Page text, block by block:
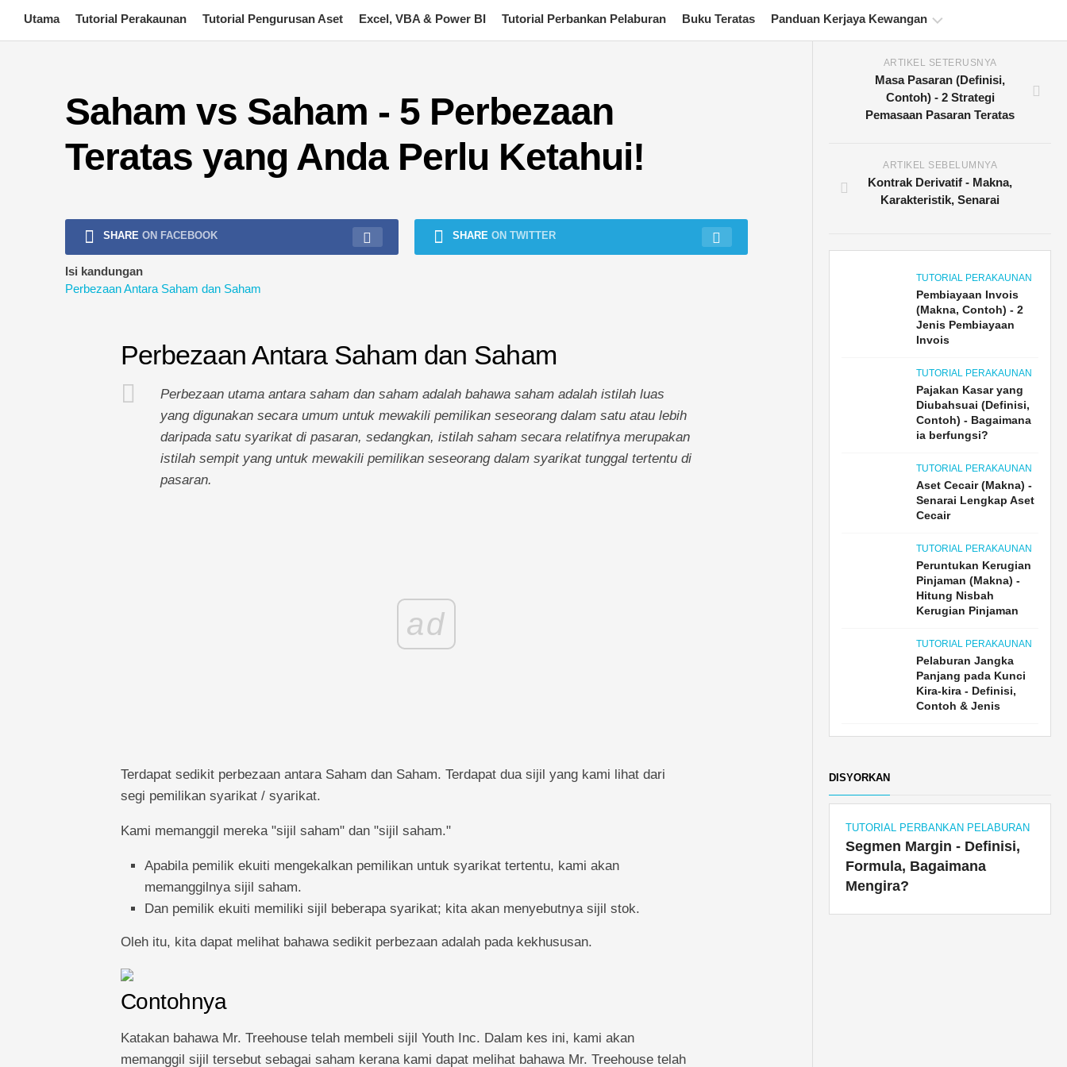
content
Utama Tutorial Perakaunan Tutorial Pengurusan Aset Excel, VBA & Power BI Tutorial Perbankan Pelaburan Buku Teratas Panduan Kerjaya Kewangan
Saham vs Saham - 5 Perbezaan
Teratas yang Anda Perlu Ketahui!
SHARE ON FACEBOOK SHARE ON TWITTER
Isi kandungan
Perbezaan Antara Saham dan Saham
Perbezaan Antara Saham dan Saham
Perbezaan utama antara saham dan saham adalah bahawa saham adalah istilah luas
yang digunakan secara umum untuk mewakili pemilikan seseorang dalam satu atau lebih
daripada satu syarikat di pasaran, sedangkan, istilah saham secara relatifnya merupakan
istilah sempit yang untuk mewakili pemilikan seseorang dalam syarikat tunggal tertentu di
pasaran.
ad
Terdapat sedikit perbezaan antara Saham dan Saham. Terdapat dua sijil yang kami lihat dari
segi pemilikan syarikat / syarikat.
Kami memanggil mereka "sijil saham" dan "sijil saham."
Apabila pemilik ekuiti mengekalkan pemilikan untuk syarikat tertentu, kami akan
memanggilnya sijil saham.
Dan pemilik ekuiti memiliki sijil beberapa syarikat; kita akan menyebutnya sijil stok.
Oleh itu, kita dapat melihat bahawa sedikit perbezaan adalah pada kekhususan.
Contohnya
Katakan bahawa Mr. Treehouse telah membeli sijil Youth Inc. Dalam kes ini, kami akan
memanggil sijil tersebut sebagai saham kerana kami dapat melihat bahawa Mr. Treehouse telah
ARTIKEL SETERUSNYA
Masa Pasaran (Definisi,
Contoh) - 2 Strategi
Pemasaan Pasaran Teratas
ARTIKEL SEBELUMNYA
Kontrak Derivatif - Makna,
Karakteristik, Senarai
TUTORIAL PERAKAUNAN
Pembiayaan Invois
(Makna, Contoh) - 2
Jenis Pembiayaan
Invois
TUTORIAL PERAKAUNAN
Pajakan Kasar yang
Diubahsuai (Definisi,
Contoh) - Bagaimana
ia berfungsi?
TUTORIAL PERAKAUNAN
Aset Cecair (Makna) -
Senarai Lengkap Aset
Cecair
TUTORIAL PERAKAUNAN
Peruntukan Kerugian
Pinjaman (Makna) -
Hitung Nisbah
Kerugian Pinjaman
TUTORIAL PERAKAUNAN
Pelaburan Jangka
Panjang pada Kunci
Kira-kira - Definisi,
Contoh & Jenis
DISYORKAN
TUTORIAL PERBANKAN PELABURAN
Segmen Margin - Definisi,
Formula, Bagaimana
Mengira?